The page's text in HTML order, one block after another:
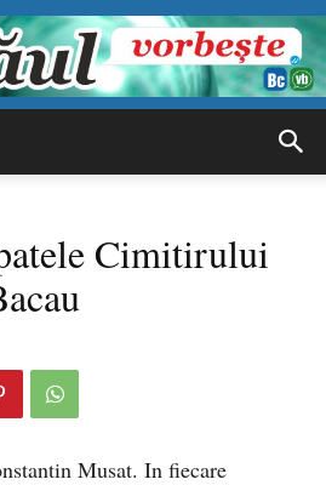
vorbeșteCimitirului
Musat. In fiecare